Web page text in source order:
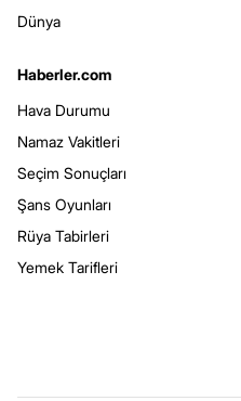
Dünya
Haberler.com
Hava Durumu
Namaz Vakitleri
Seçim Sonuçları
Şans Oyunları
Rüya Tabirleri
Yemek Tarifleri